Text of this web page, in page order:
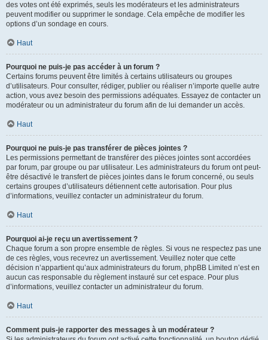
des votes ont été exprimés, seuls les modérateurs et les administrateurs
peuvent modifier ou supprimer le sondage. Cela empêche de modifier les
options d’un sondage en cours.
Haut
Pourquoi ne puis-je pas accéder à un forum ?
Certains forums peuvent être limités à certains utilisateurs ou groupes
d’utilisateurs. Pour consulter, rédiger, publier ou réaliser n’importe quelle autre
action, vous avez besoin des permissions adéquates. Essayez de contacter un
modérateur ou un administrateur du forum afin de lui demander un accès.
Haut
Pourquoi ne puis-je pas transférer de pièces jointes ?
Les permissions permettant de transférer des pièces jointes sont accordées
par forum, par groupe ou par utilisateur. Les administrateurs du forum ont peut-
être désactivé le transfert de pièces jointes dans le forum concerné, ou seuls
certains groupes d’utilisateurs détiennent cette autorisation. Pour plus
d’informations, veuillez contacter un administrateur du forum.
Haut
Pourquoi ai-je reçu un avertissement ?
Chaque forum a son propre ensemble de règles. Si vous ne respectez pas une
de ces règles, vous recevrez un avertissement. Veuillez noter que cette
décision n’appartient qu’aux administrateurs du forum, phpBB Limited n’est en
aucun cas responsable du règlement instauré sur cet espace. Pour plus
d’informations, veuillez contacter un administrateur du forum.
Haut
Comment puis-je rapporter des messages à un modérateur ?